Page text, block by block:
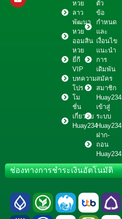
หวย
ลาว
พัฒนา
หวย
ออมสิน
หวย
ยี่กี
VIP
บทความ
โปร
โม
ชั่น
เกี่ยวกับ
Huay234
ตัว
ข้อ
กำหนด
และ
เงื่อนไข
แนะนำ
การ
เดิมพัน
สมัคร
สมาชิก
Huay234
เข้าสู่
ระบบ
Huay234
ฝาก-
ถอน
Huay234
ช่องทางการชำระเงินอัตโนมัติ